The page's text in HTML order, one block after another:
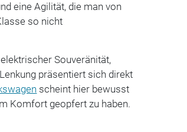
eine Agilität, die man von
so nicht
Souveränität,
präsentiert sich direkt
scheint hier bewusst
Komfort geopfert zu haben.